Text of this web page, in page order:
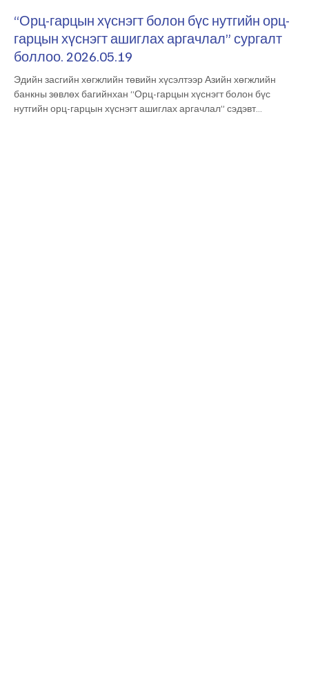
“Орц-гарцын хүснэгт болон бүс нутгийн орц-
гарцын хүснэгт ашиглах аргачлал” сургалт
боллоо. 2026.05.19
Эдийн засгийн хөгжлийн төвийн хүсэлтээр Азийн хөгжлийн
банкны зөвлөх багийнхан “Орц-гарцын хүснэгт болон бүс
нутгийн орц-гарцын хүснэгт ашиглах аргачлал” сэдэвт